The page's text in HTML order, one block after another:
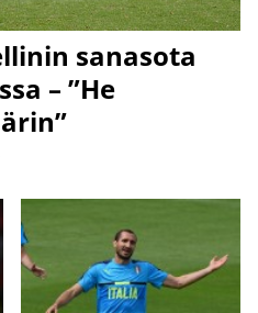
sanasota
– ”He